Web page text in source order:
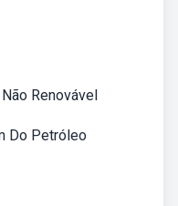
Renovável
Do Petróleo